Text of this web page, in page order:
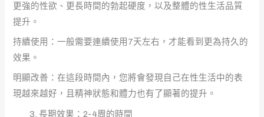
更強的性欲、更長時間的勃起硬度，以及整體的性生活品質
提升。
持續使用：一般需要連續使用7天左右，才能看到更為持久的
效果。
明顯改善：在這段時間內，您將會發現自己在性生活中的表
現越來越好，且精神狀態和體力也有了顯著的提升。
長期效果：2-4周的時間